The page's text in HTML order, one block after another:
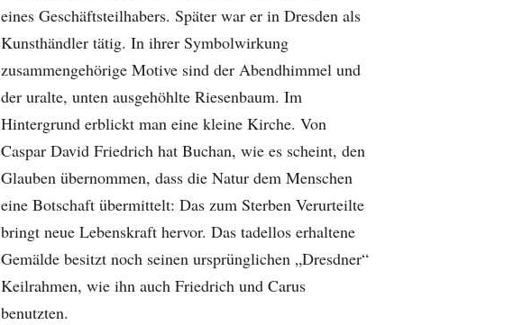
eines Geschäftsteilhabers. Später war er in Dresden als
Kunsthändler tätig. In ihrer Symbolwirkung
zusammengehörige Motive sind der Abendhimmel und
der uralte, unten ausgehöhlte Riesenbaum. Im
Hintergrund erblickt man eine kleine Kirche. Von
Caspar David Friedrich hat Buchan, wie es scheint, den
Glauben übernommen, dass die Natur dem Menschen
eine Botschaft übermittelt: Das zum Sterben Verurteilte
bringt neue Lebenskraft hervor. Das tadellos erhaltene
Gemälde besitzt noch seinen ursprünglichen „Dresdner“
Keilrahmen, wie ihn auch Friedrich und Carus
benutzten.